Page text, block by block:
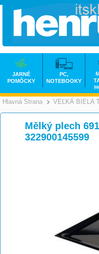
Hlavná Strana VEĽKÁ BIELA
Mělký plech
322900145599
JARNÉ
POMÔCKY
PC,
NOTEBOOKY